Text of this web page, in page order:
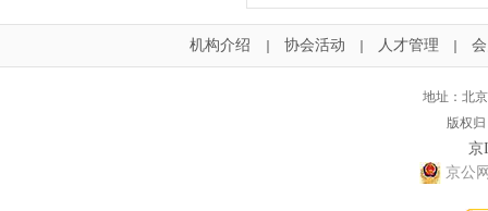
机构介绍 协会活动 人才管理
地址：北
版权
京
京公